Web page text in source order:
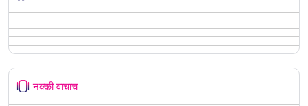
नक्की वाचाच